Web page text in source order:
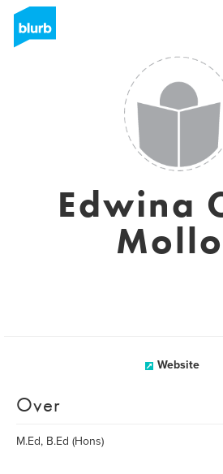
Edwina
Website
Over
M.Ed, B.Ed (Hons)